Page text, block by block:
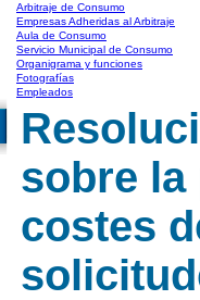
Arbitraje de Consumo
Empresas Adheridas al Arbitraje
Aula de Consumo
Servicio Municipal de Consumo
Organigrama y funciones
Fotografías
Empleados
sobre
costes